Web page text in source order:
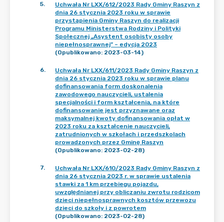
5.
Uchwała Nr LXX/612/2023 Rady Gminy Raszyn z
dnia 26 stycznia 2023 roku w sprawie
przystąpienia Gminy Raszyn do realizacji
Programu Ministerstwa Rodziny i Polityki
Społecznej „Asystent osobisty osoby
niepełnosprawnej” – edycja 2023
(Opublikowano: 2023-03-14)
6.
Uchwała Nr LXX/611/2023 Rady Gminy Raszyn z
dnia 26 stycznia 2023 roku w sprawie planu
dofinansowania form doskonalenia
zawodowego nauczycieli, ustalenia
specjalności i form kształcenia, na które
dofinansowanie jest przyznawane oraz
maksymalnej kwoty dofinansowania opłat w
2023 roku za kształcenie nauczycieli,
zatrudnionych w szkołach i przedszkolach
prowadzonych przez Gminę Raszyn
(Opublikowano: 2023-02-28)
7.
Uchwała Nr LXX/610/2023 Rady Gminy Raszyn z
dnia 26 stycznia 2023 r. w sprawie ustalenia
stawki za 1 km przebiegu pojazdu,
uwzględnianej przy obliczaniu zwrotu rodzicom
dzieci niepełnosprawnych kosztów przewozu
dzieci do szkoły i z powrotem
(Opublikowano: 2023-02-28)